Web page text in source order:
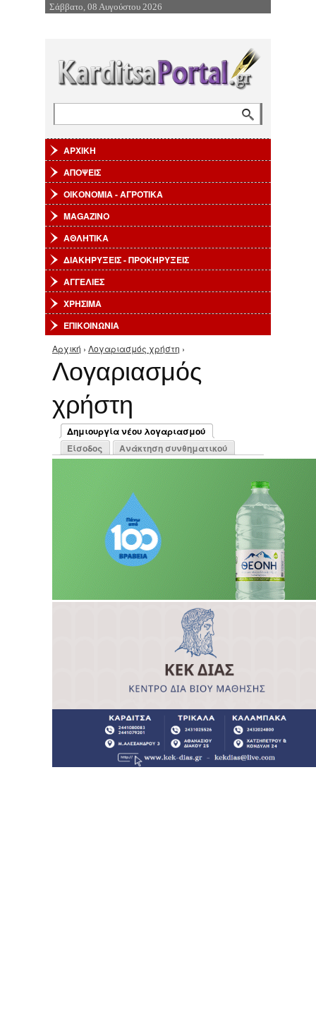
Επιστροφή στην Πλοήγηση
Σάββατο, 08 Αυγούστου 2026
ΑΡΧΙΚΗ
ΑΠΟΨΕΙΣ
ΟΙΚΟΝΟΜΙΑ - ΑΓΡΟΤΙΚΑ
MAGAZINO
ΑΘΛΗΤΙΚΑ
ΔΙΑΚΗΡΥΞΕΙΣ - ΠΡΟΚΗΡΥΞΕΙΣ
ΑΓΓΕΛΙΕΣ
ΧΡΗΣΙΜΑ
ΕΠΙΚΟΙΝΩΝΙΑ
Είστε εδώ
Αρχική › Λογαριασμός χρήστη ›
Λογαριασμός
χρήστη
Πρωτεύουσες καρτέλες
Δημιουργία νέου λογαριασμού
(ενεργή καρτέλα)
Είσοδος Ανάκτηση συνθηματικού